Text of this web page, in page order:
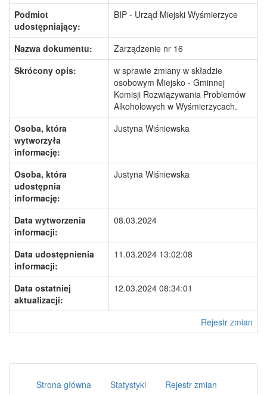
Podmiot
udostępniający:
BIP - Urząd Miejski Wyśmierzyce
Nazwa dokumentu:
Zarządzenie nr 16
Skrócony opis:
w sprawie zmiany w składzie
osobowym Miejsko - Gminnej
Komisji Rozwiązywania Problemów
Alkoholowych w Wyśmierzycach.
Osoba, która
wytworzyła
informację:
Justyna Wiśniewska
Osoba, która
udostępnia
informację:
Justyna Wiśniewska
Data wytworzenia
informacji:
08.03.2024
Data udostępnienia
informacji:
11.03.2024 13:02:08
Data ostatniej
aktualizacji:
12.03.2024 08:34:01
Rejestr zmian
Strona główna Statystyki Rejestr zmian